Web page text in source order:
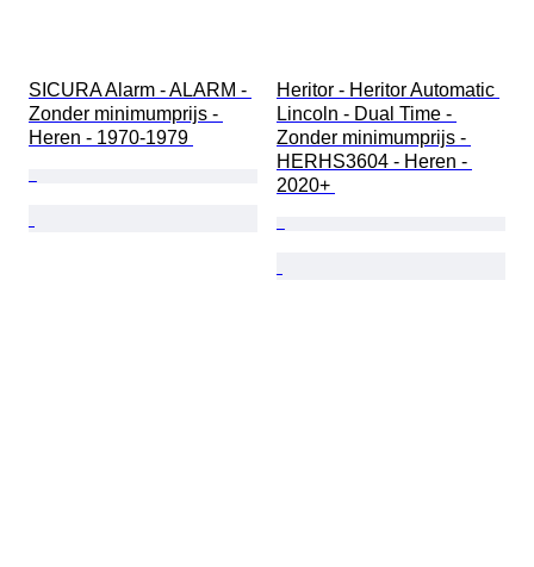
SICURA Alarm - ALARM -
Zonder minimumprijs -
Heren - 1970-1979
Heritor - Heritor Automatic
Lincoln - Dual Time -
Zonder minimumprijs -
HERHS3604 - Heren -
2020+